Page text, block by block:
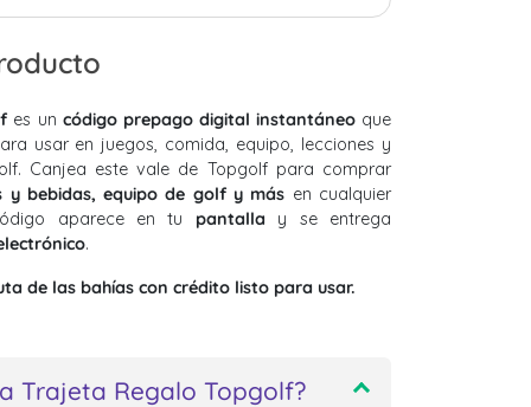
es un código prepago digital instantáneoque
usar en juegos, comida, equipo, lecciones y
Canjea este vale de Topgolf para comprar
y bebidas, equipo de golf y más en cualquier
aparece en tu pantallay se entrega
.
de las bahías con crédito listo para usar.
Trajeta Regalo Topgolf?